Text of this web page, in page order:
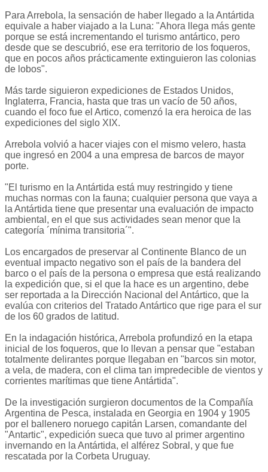
Para Arrebola, la sensación de haber llegado a la Antártida
equivale a haber viajado a la Luna: "Ahora llega más gente
porque se está incrementando el turismo antártico, pero
desde que se descubrió, ese era territorio de los foqueros,
que en pocos años prácticamente extinguieron las colonias
de lobos".
Más tarde siguieron expediciones de Estados Unidos,
Inglaterra, Francia, hasta que tras un vacío de 50 años,
cuando el foco fue el Artico, comenzó la era heroica de las
expediciones del siglo XIX.
Arrebola volvió a hacer viajes con el mismo velero, hasta
que ingresó en 2004 a una empresa de barcos de mayor
porte.
"El turismo en la Antártida está muy restringido y tiene
muchas normas con la fauna; cualquier persona que vaya a
la Antártida tiene que presentar una evaluación de impacto
ambiental, en el que sus actividades sean menor que la
categoría ´mínima transitoria´".
Los encargados de preservar al Continente Blanco de un
eventual impacto negativo son el país de la bandera del
barco o el país de la persona o empresa que está realizando
la expedición que, si el que la hace es un argentino, debe
ser reportada a la Dirección Nacional del Antártico, que la
evalúa con criterios del Tratado Antártico que rige para el sur
de los 60 grados de latitud.
En la indagación histórica, Arrebola profundizó en la etapa
inicial de los foqueros, que lo llevan a pensar que "estaban
totalmente delirantes porque llegaban en "barcos sin motor,
a vela, de madera, con el clima tan impredecible de vientos y
corrientes marítimas que tiene Antártida".
De la investigación surgieron documentos de la Compañía
Argentina de Pesca, instalada en Georgia en 1904 y 1905
por el ballenero noruego capitán Larsen, comandante del
"Antartic", expedición sueca que tuvo al primer argentino
invernando en la Antártida, el alférez Sobral, y que fue
rescatada por la Corbeta Uruguay.